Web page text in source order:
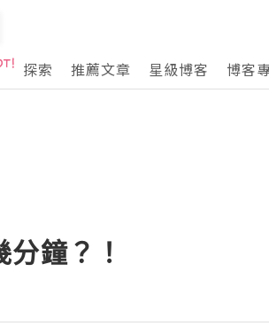
探索 推薦文章 星級博客 博客
鐘？！